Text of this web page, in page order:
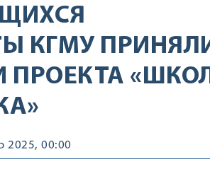
КГМУ
ПРОЕКТА
2025, 00:00